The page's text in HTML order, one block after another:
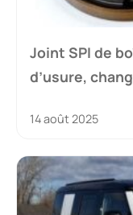
Joint SPI de
d’usure,
14 août 2025